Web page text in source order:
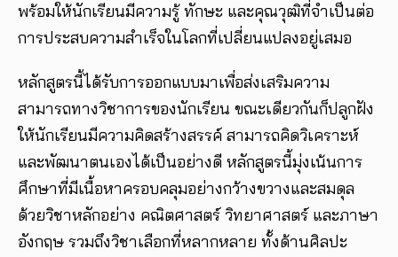
พร้อมให้นักเรียนมีความรู้ ทักษะ และคุณวุฒิที่จำเป็นต่อ
การประสบความสำเร็จในโลกที่เปลี่ยนแปลงอยู่เสมอ
หลักสูตรนี้ได้รับการออกแบบมาเพื่อส่งเสริมความ
สามารถทางวิชาการของนักเรียน ขณะเดียวกันก็ปลูกฝัง
ให้นักเรียนมีความคิดสร้างสรรค์ สามารถคิดวิเคราะห์
และพัฒนาตนเองได้เป็นอย่างดี หลักสูตรนี้มุ่งเน้นการ
ศึกษาที่มีเนื้อหาครอบคลุมอย่างกว้างขวางและสมดุล
ด้วยวิชาหลักอย่าง คณิตศาสตร์ วิทยาศาสตร์ และภาษา
อังกฤษ รวมถึงวิชาเลือกที่หลากหลาย ทั้งด้านศิลปะ